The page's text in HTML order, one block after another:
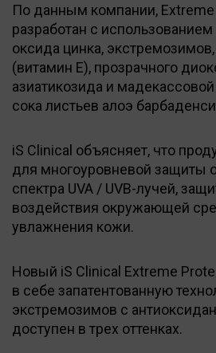
По данным компании, Extreme
разработан с
оксида цинка,
(витамин Е), прозрачного
азиатикозида и
сока листьев алоэ
iS Clinical объясняет, что
для многоуровневой защиты
спектра UVA / UVB-лучей,
воздействия окружающей
увлажнения кожи.
Новый iS Clinical Extreme
в себе запатентованную
экстремозимов с
доступен в трех оттенках.